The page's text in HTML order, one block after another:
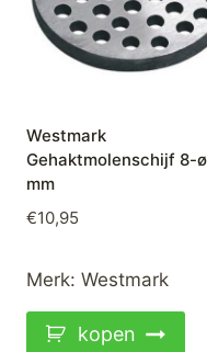
Westmark
Gehaktmolenschijf 8-
mm
€10,95
Merk: Westmark
kopen